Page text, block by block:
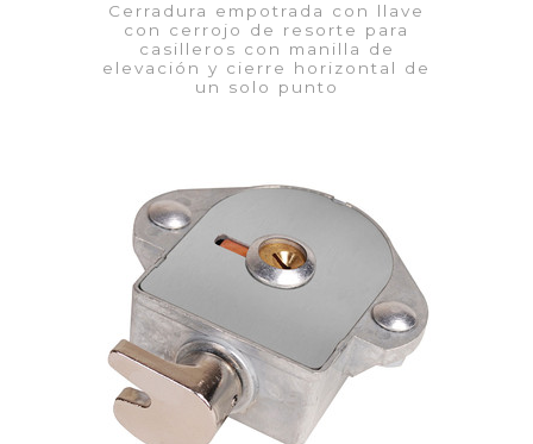
Cerradura empotrada con llave
con cerrojo de resorte para
casilleros con manilla de
elevación y cierre horizontal de
un solo punto
VER DETALLES
Añadir a la lista de cotización